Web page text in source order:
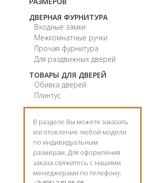
ДВЕРНАЯ ФУРНИТУРА
Входные замки
Межкомнатные ручки
Прочая фурнитура
Для раздвижных дверей
ТОВАРЫ ДЛЯ ДВЕРЕЙ
Обивка дверей
Плинтус
В разделе Вы можете заказать
изготовление любой модели
по индивидуальным
размерам. Для оформления
заказа свяжитесь с нашими
менеджерами по телефону: